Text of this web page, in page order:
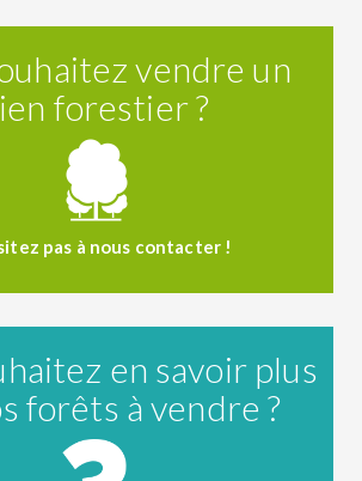
vendre un
forestier ?
pas à nous contacter !
en savoir plus
forêts à vendre ?